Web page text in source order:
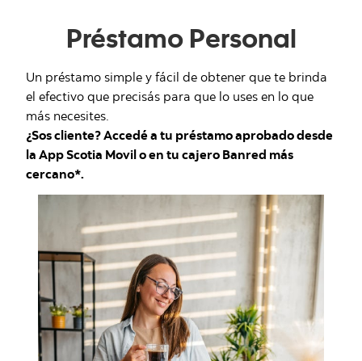
Préstamo Personal
Un préstamo simple y fácil de obtener que te brinda
el efectivo que precisás para que lo uses en lo que
más necesites.
¿Sos cliente? Accedé a tu préstamo aprobado desde
la App Scotia Movil o en tu cajero Banred más
cercano*.